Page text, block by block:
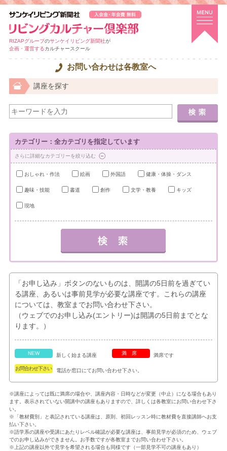
RIZAPグループのサンケイリビング新聞社が
企画・運営するカルチャースクール
お問い合わせは各教室へ
講座を探す
カテゴリー：全カテゴリを指定しています
さらに詳細なカテゴリーを絞り込む
おしゃれ・作法 絵画 外国語 健康・体操・ダンス
趣味・技能 書道 創作 文学・教養 キッズ
現地
「お申し込み」ボタンのないものは、開講の5日前を過ぎてい
る講座、あるいは事前見学が必要な講座です。これらの講座
については、教室までお問い合わせ下さい。
（ウェブでのお申し込み(エントリー)は開講の5日前までとな
ります。）
NEW 新しく始まる講座 満席 満席です
お問合わせ下さい 電話か窓口にてお問い合わせ下さい。
※講座によっては既に満席の場合や、講座内容・日時などが変更（中止）になる場合もあり
ます。表示されていない開講中の講座もありますので、詳しくは各教室にお問い合わせ下さ
い。
※「教材費別」と表記されている講座は、原則、初回レッスン時に教材費を直接講師へお支
払い下さい。
※語学系の講座や受講にあたりレベル確認が必要な講座は、事前見学が必須のため、ウェブ
でのお申し込みができません。お手数ですが各教室までお問い合わせ下さい。
※上記の講座以外で見学を希望される場合も同様です（一部見学不可の講座もあり）